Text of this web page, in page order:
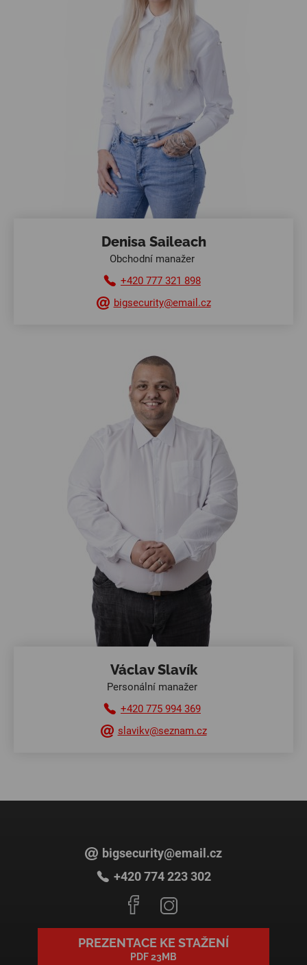
Denisa Saileach
Obchodní manažer
+420 777 321 898
bigsecurity@email.cz
Václav Slavík
Personální manažer
+420 775 994 369
slavikv@seznam.cz
bigsecurity@email.cz
+420 774 223 302
PREZENTACE KE STAŽENÍ
PDF 23MB